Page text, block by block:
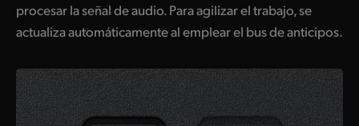
procesar la señal de audio. Para agilizar el trabajo, se
actualiza automáticamente al emplear el bus de anticipos.